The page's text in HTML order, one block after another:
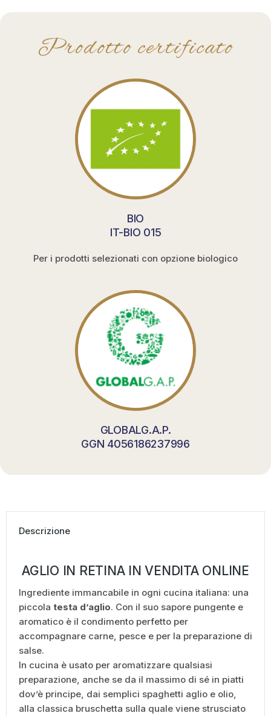
Prodotto certificato
BIO
IT-BIO 015
Per i prodotti selezionati con opzione biologico
GLOBALG.A.P.
GGN 4056186237996
Descrizione
AGLIO IN RETINA IN VENDITA ONLINE
Ingrediente immancabile in ogni cucina italiana: una
piccola testa d’aglio. Con il suo sapore pungente e
aromatico è il condimento perfetto per
accompagnare carne, pesce e per la preparazione di
salse.
In cucina è usato per aromatizzare qualsiasi
preparazione, anche se da il massimo di sé in piatti
dov’è principe, dai semplici spaghetti aglio e olio,
alla classica bruschetta sulla quale viene strusciato